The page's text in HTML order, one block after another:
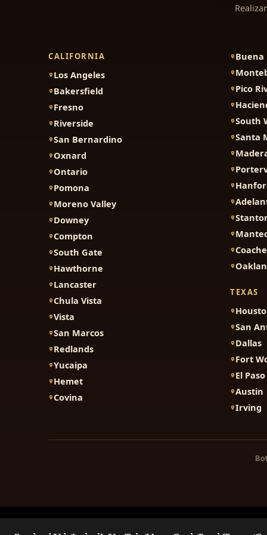
CALIFORNIA
Los Angeles
Bakersfield
Fresno
Riverside
San Bernardino
Oxnard
Ontario
Pomona
Moreno Valley
Downey
Compton
South Gate
Hawthorne
Lancaster
Chula Vista
Vista
San Marcos
Redlands
Yucaipa
Hemet
Covina
Buena
Pico
South
Santa
TEXAS
San
Dallas
Fort
El Paso
Austin
Irving